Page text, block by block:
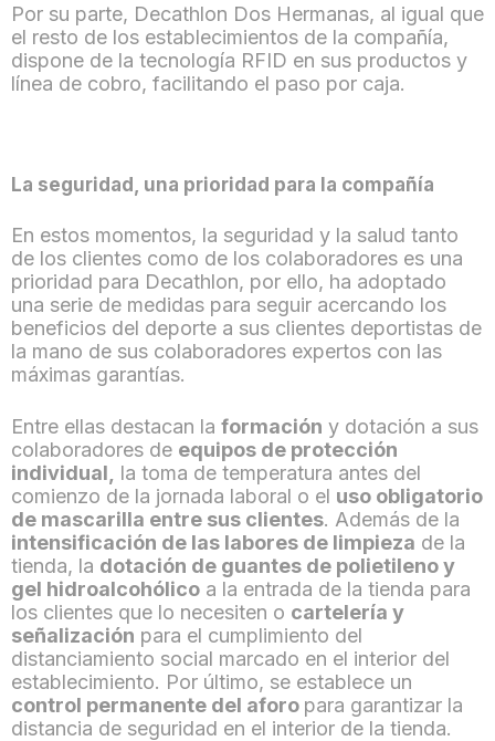
Por su parte, Decathlon Dos Hermanas, al igual que
el resto de los establecimientos de la compañía,
dispone de la tecnología RFID en sus productos y
línea de cobro, facilitando el paso por caja.
La seguridad, una prioridad para la compañía
En estos momentos, la seguridad y la salud tanto
de los clientes como de los colaboradores es una
prioridad para Decathlon, por ello, ha adoptado
una serie de medidas para seguir acercando los
beneficios del deporte a sus clientes deportistas de
la mano de sus colaboradores expertos con las
máximas garantías.
Entre ellas destacan la formación y dotación a sus
colaboradores de equipos de protección
individual,
la toma de temperatura antes del
comienzo de la jornada laboral o el uso obligatorio
de mascarilla entre sus clientes. Además de la
intensificación de las labores de limpieza de la
tienda, la dotación de guantes de polietileno y
gel hidroalcohólico a la entrada de la tienda para
los clientes que lo necesiten o cartelería y
señalización para el cumplimiento del
distanciamiento social marcado en el interior del
establecimiento. Por último, se establece un
control permanente del aforo para garantizar la
distancia de seguridad en el interior de la tienda.